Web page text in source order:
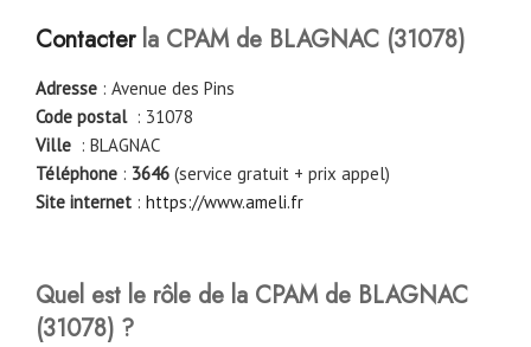
Contacterla CPAM de BLAGNAC (31078)
Adresse : Avenue des Pins
Code postal: 31078
Ville : BLAGNAC
Téléphone : 3646 (service gratuit + prix appel)
Site internet : https://www.ameli.fr
Quel est le rôle de la CPAM de BLAGNAC
(31078) ?